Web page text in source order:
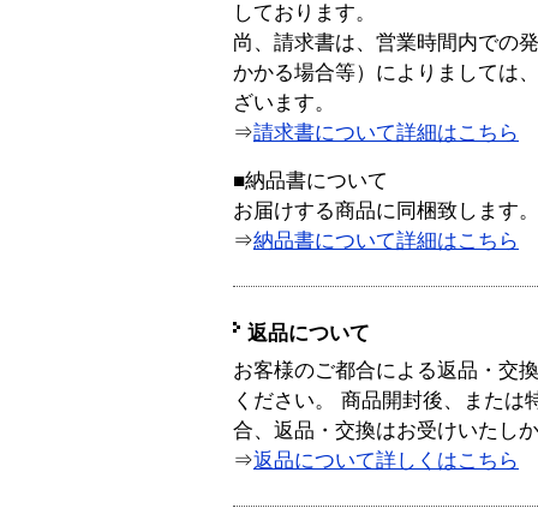
しております。
尚、請求書は、営業時間内での
かかる場合等）によりましては
ざいます。
⇒請求書について詳細はこちら
■納品書について
お届けする商品に同梱致します。
⇒納品書について詳細はこちら
返品について
お客様のご都合による返品・交
ください。 商品開封後、または
合、返品・交換はお受けいたし
⇒返品について詳しくはこちら